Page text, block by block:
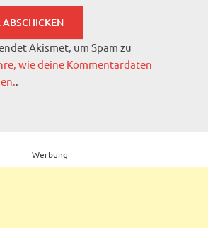
Akismet, um Spam zu
wie deine Kommentardaten
.
Werbung